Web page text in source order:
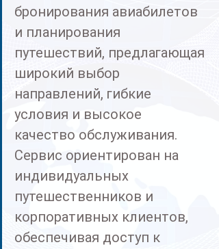
бронирования авиабилетов
и планирования
путешествий, предлагающая
широкий выбор
направлений, гибкие
условия и высокое
качество обслуживания.
Сервис ориентирован на
индивидуальных
путешественников и
корпоративных клиентов,
обеспечивая доступ к